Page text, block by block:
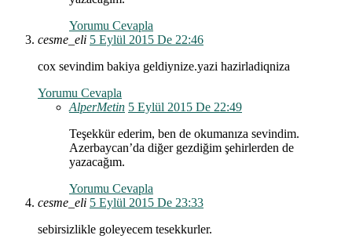
Yorumu Cevapla
cesme_eli 5 Eylül 2015 De 22:46
cox sevindim bakiya geldiynize.yazi hazirladiqniza
Yorumu Cevapla
AlperMetin 5 Eylül 2015 De 22:49
Teşekkür ederim, ben de okumanıza sevindim.
Azerbaycan’da diğer gezdiğim şehirlerden de
yazacağım.
Yorumu Cevapla
cesme_eli 5 Eylül 2015 De 23:33
sebirsizlikle goleyecem tesekkurler.